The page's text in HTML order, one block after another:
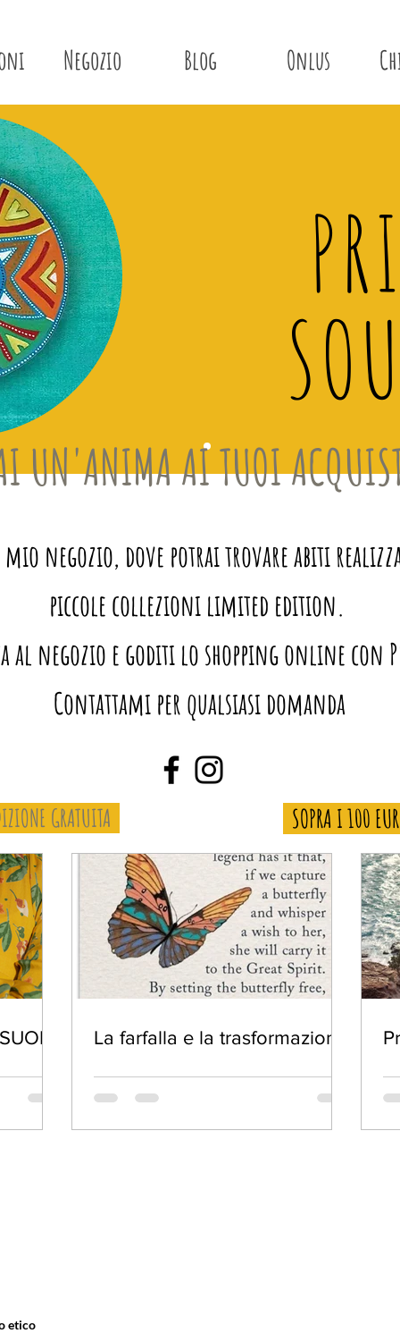
Negozio Blog Onlus
UN'ANIMA AI TUOI
negozio, dove potrai trovare abiti
piccole collezioni limited edition.
al negozio e goditi lo shopping online con
Contattami per qualsiasi domanda
GRATUITA SOPRA I 100
etico
La farfalla e la trasformazione